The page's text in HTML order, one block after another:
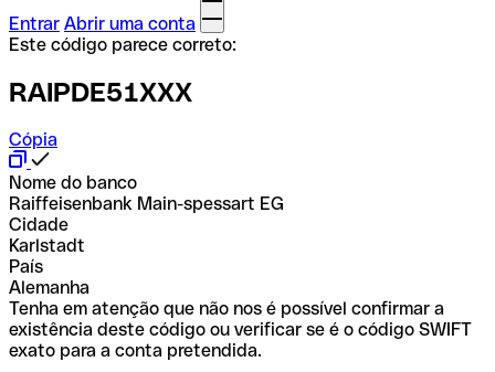
Entrar Abrir uma conta
Este código parece correto:
RAIPDE51XXX
Cópia
Nome do banco
Raiffeisenbank Main-spessart EG
Cidade
Karlstadt
País
Alemanha
Tenha em atenção que não nos é possível confirmar a
existência deste código ou verificar se é o código SWIFT
exato para a conta pretendida.